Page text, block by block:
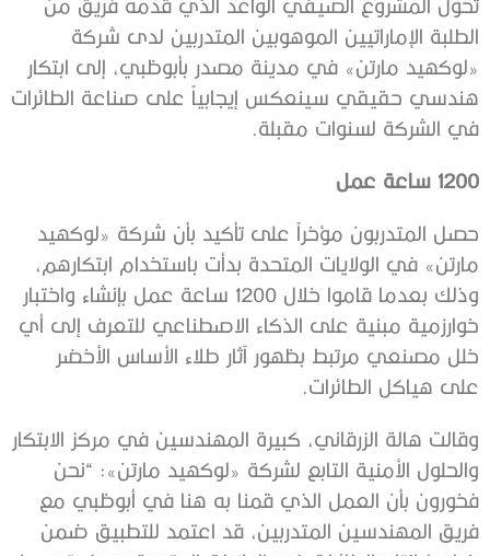
الطلبة الإماراتيين الموهوبين المتدربين لدى شركة
«لوكهيد مارتن» في مدينة مصدر بأبوظبي، إلى ابتكار
هندسي حقيقي سينعكس إيجابياً على صناعة الطائرات
في الشركة لسنوات مقبلة.
1200 ساعة عمل
حصل المتدربون مؤخراً على تأكيد بأن شركة «لوكهيد
مارتن» في الولايات المتحدة بدأت باستخدام ابتكارهم،
وذلك بعدما قاموا خلال 1200 ساعة عمل بإنشاء واختبار
خوارزمية مبنية على الذكاء الاصطناعي للتعرف إلى أي
خلل مصنعي مرتبط بظهور آثار طلاء الأساس الأخضر
على هياكل الطائرات.
وقالت هالة الزرقاني، كبيرة المهندسين في مركز الابتكار
والحلول الأمنية التابع لشركة «لوكهيد مارتن»: “نحن
فخورون بأن العمل الذي قمنا به هنا في أبوظبي مع
فريق المهندسين المتدربين، قد اعتمد للتطبيق ضمن